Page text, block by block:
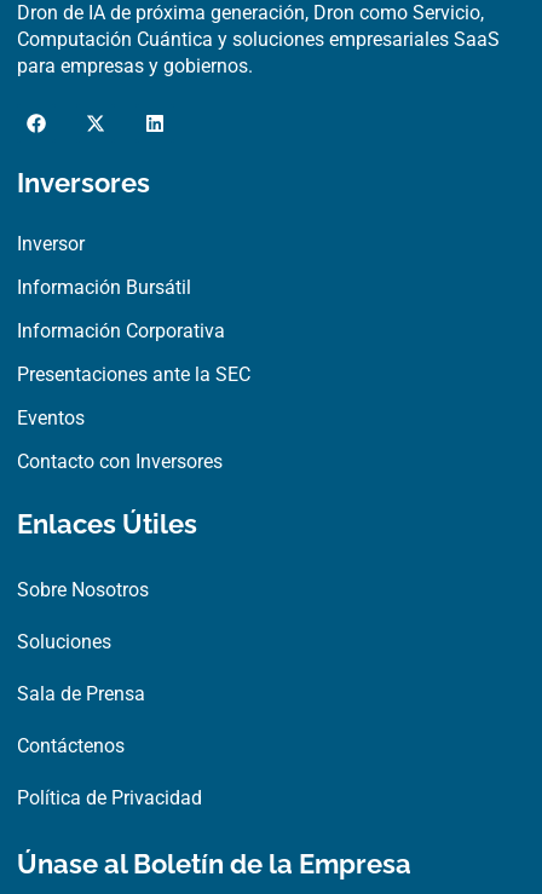
Dron de IA de próxima generación, Dron como Servicio,
Computación Cuántica y soluciones empresariales SaaS
para empresas y gobiernos.
F
a
b
k
X
-
i
L
i
Inversores
Inversor
Información Bursátil
Información Corporativa
Presentaciones ante la SEC
Eventos
Contacto con Inversores
Enlaces Útiles
Sobre Nosotros
Soluciones
Sala de Prensa
Contáctenos
Política de Privacidad
Únase al Boletín de la Empresa